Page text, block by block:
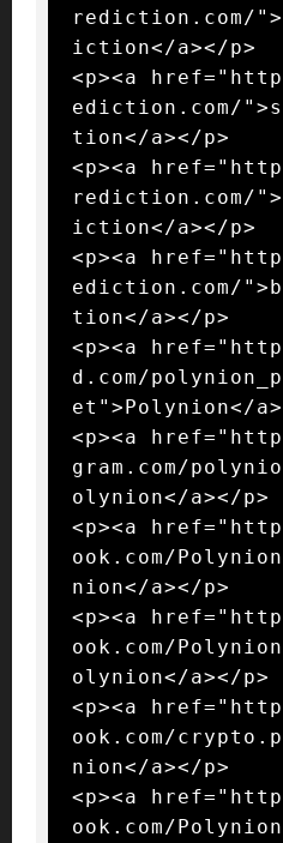
rediction.com/
iction</a></p>
<p><a
ediction.com/
tion</a></p>
<p><a
rediction.com/
iction</a></p>
<p><a
ediction.com/
tion</a></p>
<p><a
d.com/
et">Polynion</
<p><a
gram.com/
olynion</a></p>
<p><a
ook.com/
nion</a></p>
<p><a
ook.com/
olynion</a></p>
<p><a
ook.com/
nion</a></p>
<p><a
ook.com/